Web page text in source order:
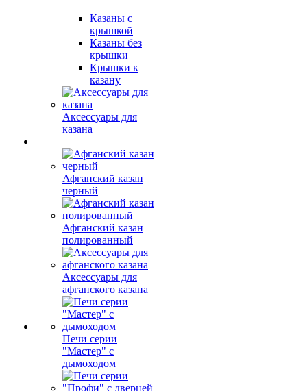
Казаны с
крышкой
Казаны без
крышки
Крышки к
казану
Аксессуары для
казана
Афганский казан
черный
Афганский казан
полированный
Аксессуары для
афганского казана
Печи серии
"Мастер" с
дымоходом